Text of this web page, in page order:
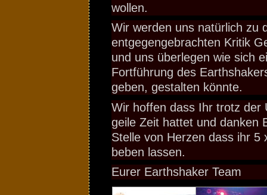
wollen.
Wir werden uns natürlich zu
entgegengebrachten Kritik
und uns überlegen wie sich
Fortführung des
geben, gestalten könnte.
Wir hoffen dass Ihr trotz der
geile Zeit hattet und danken
Stelle von Herzen dass ihr 5
beben lassen.
Eurer Earthshaker Team